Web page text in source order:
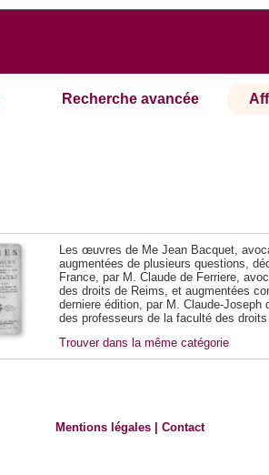
Recherche avancée
Les œuvres de Me Jean Bacquet,
augmentées de plusieurs questions,
France, par M. Claude de Ferriere,
des droits de Reims, et augmentées
derniere édition, par M. Claude-
des professeurs de la faculté des
Trouver dans la même catégorie
Mentions légales |Contact